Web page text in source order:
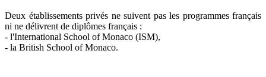
Deux établissements privés ne suivent pas les programmes français
ni ne délivrent de diplômes français :
- l'International School of Monaco (ISM),
- la British School of Monaco.